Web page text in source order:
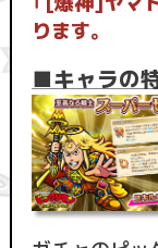
ります。
■キャラの